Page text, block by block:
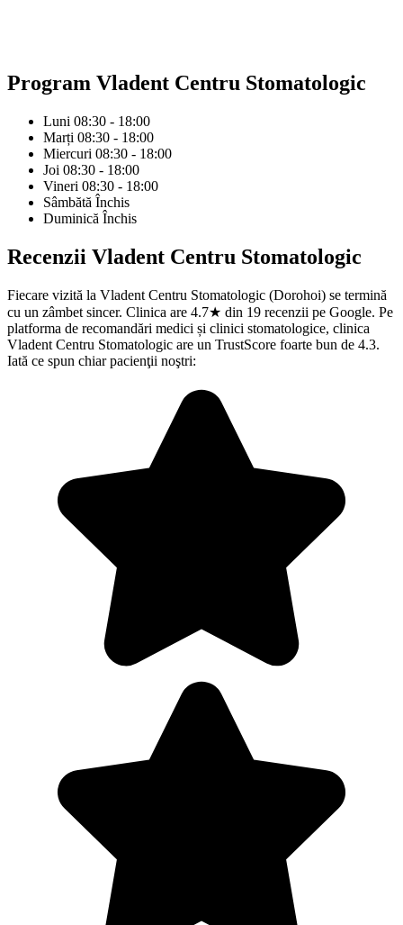
Program Vladent Centru Stomatologic
Luni 08:30 - 18:00
Marți 08:30 - 18:00
Miercuri 08:30 - 18:00
Joi 08:30 - 18:00
Vineri 08:30 - 18:00
Sâmbătă Închis
Duminică Închis
Recenzii Vladent Centru Stomatologic
Fiecare vizită la Vladent Centru Stomatologic (Dorohoi) se termină
cu un zâmbet sincer. Clinica are 4.7★ din 19 recenzii pe Google. Pe
platforma de recomandări medici și clinici stomatologice, clinica
Vladent Centru Stomatologic are un TrustScore foarte bun de 4.3.
Iată ce spun chiar pacienţii noştri: